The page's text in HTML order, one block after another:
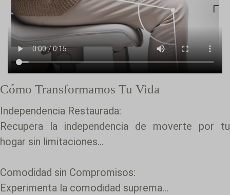
Cómo Transformamos Tu Vida
Independencia Restaurada:
Recupera la independencia de moverte por tu
hogar sin limitaciones...
Comodidad sin Compromisos:
Experimenta la comodidad suprema...